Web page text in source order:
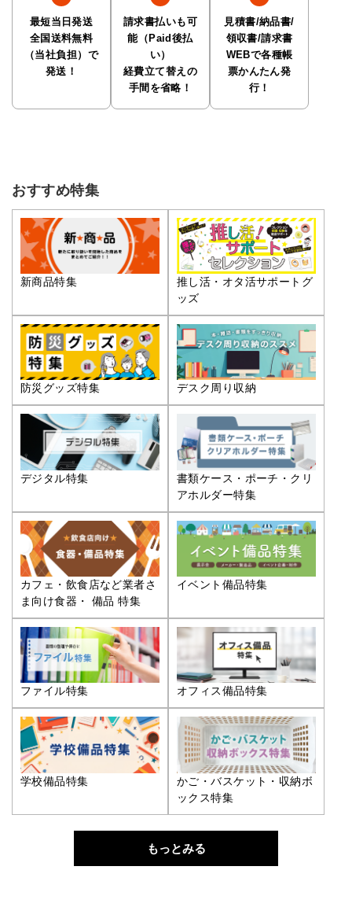
最短当日発送
全国送料無料
（当社負担）で
発送！
請求書払いも可
能（Paid後払
い）
経費立て替えの
手間を省略！
見積書/納品書/
領収書/請求書
WEBで各種帳
票かんたん発
行！
おすすめ特集
新商品特集
推し活・オタ活サポートグ
ッズ
防災グッズ特集 デスク周り収納
デジタル特集
書類ケース・ポーチ・クリ
アホルダー特集
カフェ・飲食店など業者さ
ま向け食器・ 備品 特集
イベント備品特集
ファイル特集 オフィス備品特集
学校備品特集
かご・バスケット・収納ボ
ックス特集
もっとみる